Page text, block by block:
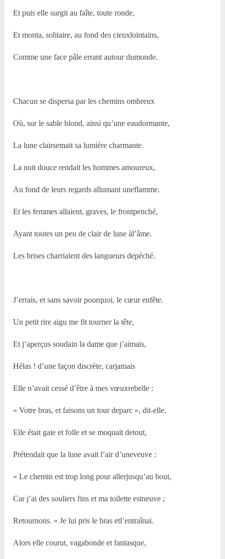
Et puis elle surgit au faîte, toute ronde,
Et monta, solitaire, au fond des cieuxlointains,
Comme une face pâle errant autour dumonde.
Chacun se dispersa par les chemins ombreux
Où, sur le sable blond, ainsi qu’une eaudormante,
La lune clairsemait sa lumière charmante.
La nuit douce rendait les hommes amoureux,
Au fond de leurs regards allumant uneflamme.
Et les femmes allaient, graves, le frontpenché,
Ayant toutes un peu de clair de lune àl’âme.
Les brises charriaient des langueurs depéché.
J’errais, et sans savoir pourquoi, le cœur enfête.
Un petit rire aigu me fit tourner la tête,
Et j’aperçus soudain la dame que j’aimais,
Hélas ! d’une façon discrète, carjamais
Elle n’avait cessé d’être à mes vœuxrebelle :
« Votre bras, et faisons un tour deparc », dit-elle.
Elle était gaie et folle et se moquait detout,
Prétendait que la lune avait l’air d’uneveuve :
« Le chemin est trop long pour allerjusqu’au bout,
Car j’ai des souliers fins et ma toilette estneuve ;
Retournons. » Je lui pris le bras etl’entraînai.
Alors elle courut, vagabonde et fantasque,